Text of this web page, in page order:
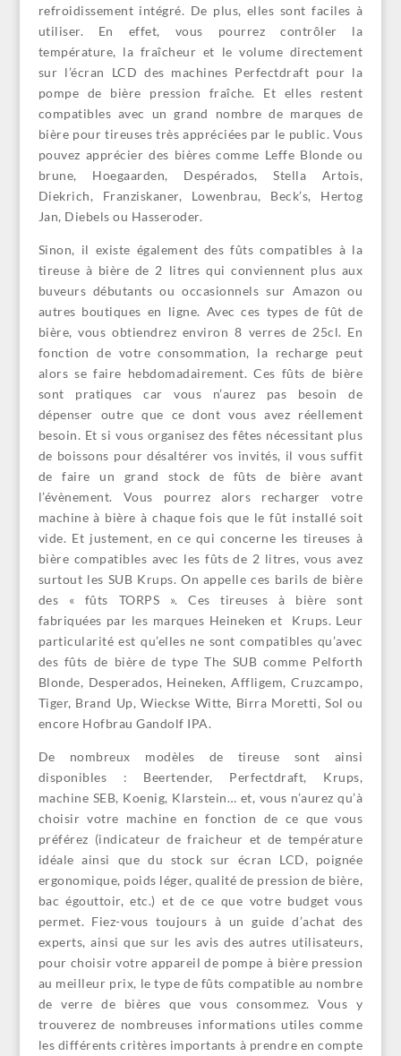
refroidissement intégré. De plus, elles sont faciles à
utiliser. En effet, vous pourrez contrôler la
température, la fraîcheur et le volume directement
sur l’écran LCD des machines Perfectdraft pour la
pompe de bière pression fraîche. Et elles restent
compatibles avec un grand nombre de marques de
bière pour tireuses très appréciées par le public. Vous
pouvez apprécier des bières comme Leffe Blonde ou
brune, Hoegaarden, Despérados, Stella Artois,
Diekrich, Franziskaner, Lowenbrau, Beck’s, Hertog
Jan, Diebels ou Hasseroder.
Sinon, il existe également des fûts compatibles à la
tireuse à bière de 2 litres qui conviennent plus aux
buveurs débutants ou occasionnels sur Amazon ou
autres boutiques en ligne. Avec ces types de fût de
bière, vous obtiendrez environ 8 verres de 25cl. En
fonction de votre consommation, la recharge peut
alors se faire hebdomadairement. Ces fûts de bière
sont pratiques car vous n’aurez pas besoin de
dépenser outre que ce dont vous avez réellement
besoin. Et si vous organisez des fêtes nécessitant plus
de boissons pour désaltérer vos invités, il vous suffit
de faire un grand stock de fûts de bière avant
l’évènement. Vous pourrez alors recharger votre
machine à bière à chaque fois que le fût installé soit
vide. Et justement, en ce qui concerne les tireuses à
bière compatibles avec les fûts de 2 litres, vous avez
surtout les SUB Krups. On appelle ces barils de bière
des « fûts TORPS ». Ces tireuses à bière sont
fabriquées par les marques Heineken et Krups. Leur
particularité est qu’elles ne sont compatibles qu’avec
des fûts de bière de type The SUB comme Pelforth
Blonde, Desperados, Heineken, Affligem, Cruzcampo,
Tiger, Brand Up, Wieckse Witte, Birra Moretti, Sol ou
encore Hofbrau Gandolf IPA.
De nombreux modèles de tireuse sont ainsi
disponibles : Beertender, Perfectdraft, Krups,
machine SEB, Koenig, Klarstein… et, vous n’aurez qu’à
choisir votre machine en fonction de ce que vous
préférez (indicateur de fraicheur et de température
idéale ainsi que du stock sur écran LCD, poignée
ergonomique, poids léger, qualité de pression de bière,
bac égouttoir, etc.) et de ce que votre budget vous
permet. Fiez-vous toujours à un guide d’achat des
experts, ainsi que sur les avis des autres utilisateurs,
pour choisir votre appareil de pompe à bière pression
au meilleur prix, le type de fûts compatible au nombre
de verre de bières que vous consommez. Vous y
trouverez de nombreuses informations utiles comme
les différents critères importants à prendre en compte